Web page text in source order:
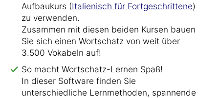
Aufbaukurs (Italienisch für Fortgeschrittene)
zu verwenden.
Zusammen mit diesen beiden Kursen bauen
Sie sich einen Wortschatz von weit über
3.500 Vokabeln auf!
So macht Wortschatz-Lernen Spaß!
In dieser Software finden Sie
unterschiedliche Lernmethoden, spannende